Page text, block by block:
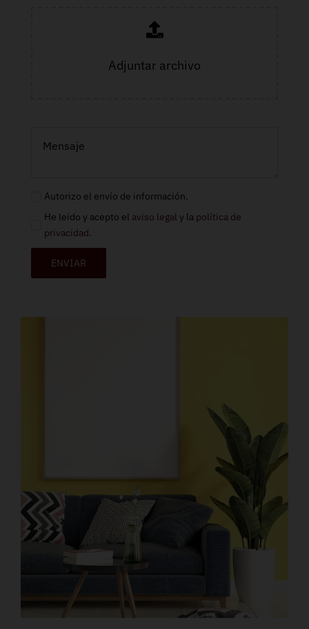
Adjuntar archivo
Autorizo el envío de información.
He leído y acepto el aviso legal y la política de
privacidad.
ENVIAR